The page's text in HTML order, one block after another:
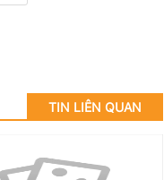
TIN LIÊN QUAN